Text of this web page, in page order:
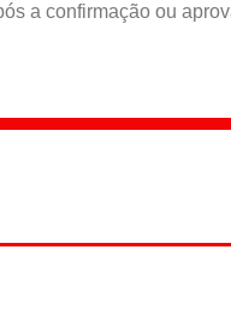
a confirmação ou